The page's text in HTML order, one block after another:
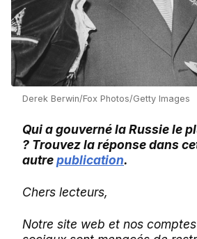
Derek Berwin/Fox Photos/Getty Images
Qui a gouverné la Russie le
? Trouvez la réponse dans
autrepublication.
Chers lecteurs,
Notre site web et nos